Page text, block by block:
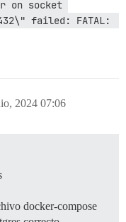
on socket
failed: FATAL:
2024 07:06
docker-compose